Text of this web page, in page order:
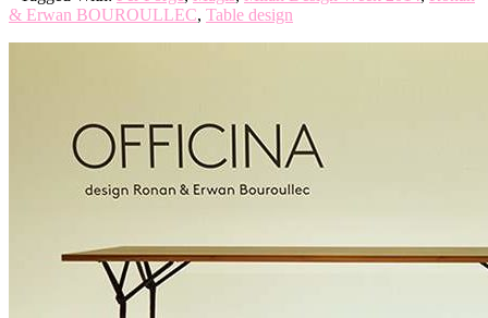
& Erwan BOUROULLEC, Table design